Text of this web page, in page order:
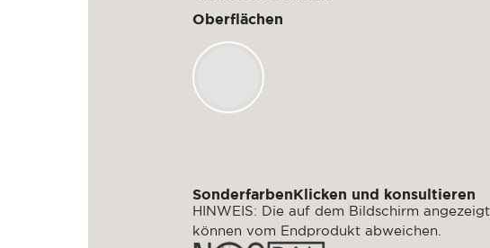
Oberflächen
SonderfarbenKlicken und konsultieren
HINWEIS: Die auf dem Bildschirm
können vom Endprodukt abweichen.